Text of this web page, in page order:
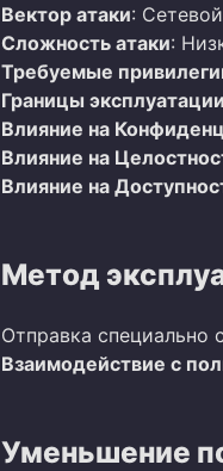
Вектор атаки: Сетевой
Сложность атаки:
Требуемые
Границы эксплуатации
Влияние на
Влияние на
Влияние на
Метод
Отправка специально
Взаимодействие с
Уменьшение